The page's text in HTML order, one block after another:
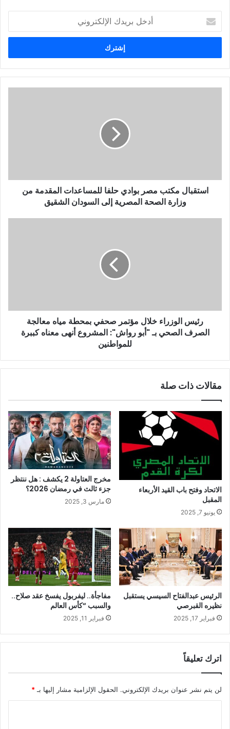
خ
ب
ر
ر
استقبال مكتب مصر بوادي حلفا للمساعدات المقدمة من
وزارة الصحة المصرية إلى السودان الشقيق
رئيس الوزراء خلال مؤتمر صحفي بمحطة مياه معالجة
الصرف الصحي بـ "أبو رواش": المشروع أنهى معناه كببرة
للمواطنين
مقالات ذات صلة
الاتحاد وفتح باب القيد الأربعاء
المقبل
يونيو 7, 2025
مخرج العتاولة 2 يكشف : هل ننتظر
جزء ثالث في رمضان 2026؟
مارس 3, 2025
الرئيس عبدالفتاح السيسي يستقبل
نظيره القبرصي
فبراير 17, 2025
مفاجأة.. ليفربول يفسخ عقد صلاح..
والسبب “كأس العالم
فبراير 11, 2025
اترك تعليقاً
لن يتم نشر عنوان بريدك الإلكتروني. الحقول الإلزامية مشار إليها بـ *